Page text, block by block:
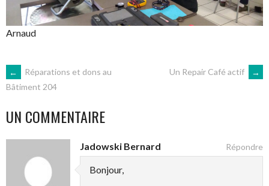
Arnaud
NAVIGATION
DES
ARTICLES
←
Réparations et dons au
Bâtiment 204
Un Repair Café actif →
UN COMMENTAIRE
Jadowski Bernard
Bonjour,
Répondre